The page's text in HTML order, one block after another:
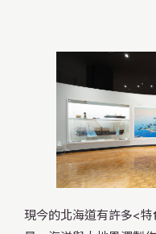
深度探索北海道
現今的北海道有許多<